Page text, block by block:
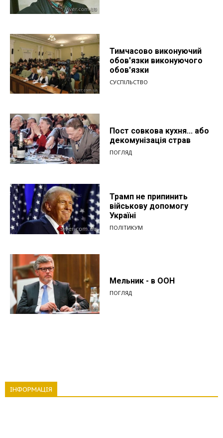
Тимчасово виконуючий
обов'язки виконуючого
обов'язки
СУСПІЛЬСТВО
Пост совкова кухня... або
декомунізація страв
ПОГЛЯД
Трамп не припинить
військову допомогу
Україні
ПОЛІТИКУМ
Мельник - в ООН
ПОГЛЯД
ІНФОРМАЦІЯ